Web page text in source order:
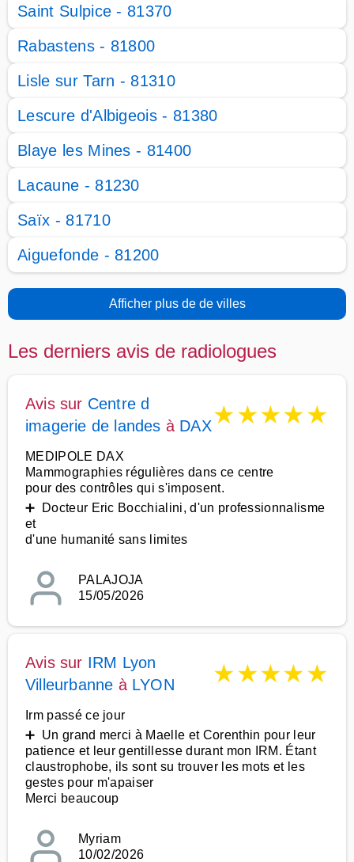
Saint Sulpice - 81370
Rabastens - 81800
Lisle sur Tarn - 81310
Lescure d'Albigeois - 81380
Blaye les Mines - 81400
Lacaune - 81230
Saïx - 81710
Aiguefonde - 81200
Afficher plus de de villes
Les derniers avis de radiologues
Avis sur Centre d
imagerie de landes à DAX★★★★★
MEDIPOLE DAX
Mammographies régulières dans ce centre
pour des contrôles qui s'imposent.
➕ Docteur Eric Bocchialini, d'un professionnalisme
et
d'une humanité sans limites
PALAJOJA
15/05/2026
Avis sur IRM Lyon
Villeurbanne à LYON ★★★★★
Irm passé ce jour
➕ Un grand merci à Maelle et Corenthin pour leur
patience et leur gentillesse durant mon IRM. Étant
claustrophobe, ils sont su trouver les mots et les
gestes pour m'apaiser
Merci beaucoup
Myriam
10/02/2026